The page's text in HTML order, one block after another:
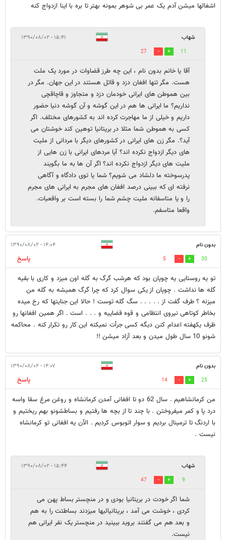
اشغالها میشن آدم یک عمر بی شوهر بمونه بهتر تا بره با اینا ازدواج کنه
شهاب ۱۵:۴۱ - ۱۳۹۰/۰۸/۰۲
11
27
آقا یا خانم بدون نام ، این چه طرز قضاوات در مورد یک ملت
هست. مگر تنها افغان دزد و قاتل هستند در این جهان. مگر در
بین هموطن های ایرانی خودمان دزد و متجاوز و قاچاقچی
نداریم؟ ما ایرانی ها هم در این گوشه و آن گوشه دنیا حضور
داریم و خیلی از ما مهاجرت کرده اند به کشورهای مختلف. اگر
کسی به هموطن شما مثلا در بریتانیا توهین کند خوشتان می
آید؟. مگر زن های ایرانی در کشورهای دیگر با مردانی از ملیت
های دیگر ازدواج نکرده اند؟ آیا مردهای ایرانی با زن هایی از
ملیت های دیگر ازدواج نکرده اند؟ اگر آن ها به ما بگویند
پدرسوخته ما دلشاد می شویم؟ شما یا توی دادگاه و آگاهی
نرفته ای که ببینی درصد افغان های مجرم به ایرانی های مجرم
را و یا متاسفانه ملیت چشم شما را بسته است بر واقعیات.
واقعا متاسفم.
بدون نام ۱۴:۰۴ - ۱۳۹۰/۰۸/۰۲
30
5
پاسخ
تو یه روستایی یه چوپان بود که هرشب گرگ به گله اون میزد و کاری با بقیه
گله ها نداشت . چوپان از یکی سوال کرد که چرا گرگ همیشه به گله من
میزنه ؟ طرف گفت از . . . . . سگ گله توست ! حالا این جنایتها که رخ میده
بخاطر کوتاهی نیروی انتظامی و قوه قضاییه و . . . است . اگر همین افغانها رو
ظرف یکهفته اعدام کنن دیگه کسی جرأت نمیکنه این کار رو تکرار کنه . محاکمه
شونو 10 سال طول میدن و بعد آزاد میشن !!
بدون نام ۱۴:۰۷ - ۱۳۹۰/۰۸/۰۲
25
14
پاسخ
من کرمانشاهیم . سال 62 دو تا افغانی آمدن کرمانشاه و روغن مرغ سقا واسه
درد پا و کمر میفروختن . با چند تا از بچه ها رفتیم و بساطشونو بهم ریختیم و
با اردنگ تا ترمینال بردیم و سوار اتوبوس کردیم . الآن یه افغانی تو کرمانشاه
نیست .
شهاب ۱۵:۴۴ - ۱۳۹۰/۰۸/۰۲
9
47
شما اگر خودت در بریتانیا بودی و در منچستر بساط پهن می
کردی ، خوشت می آمد ، بریتانیائیها میزدند بساطتت را به هم
و بعد هم می گفتند بروید ببینید در منچستر یک نفر ایرانی هم
نیست.